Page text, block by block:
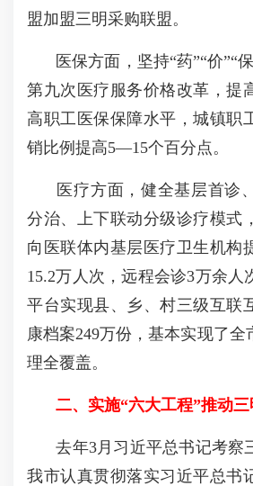
盟加盟三明采购联盟。
医保方面，坚持“药”“价”“
第九次医疗服务价格改革，提
高职工医保保障水平，城镇职
销比例提高5—15个百分点。
医疗方面，健全基层首诊
分治、上下联动分级诊疗模式
向医联体内基层医疗卫生机构
15.2万人次，远程会诊3万余人
平台实现县、乡、村三级互联
康档案249万份，基本实现了全
理全覆盖。
二、实施“六大工程”推动
去年3月习近平总书记考察
我市认真贯彻落实习近平总书